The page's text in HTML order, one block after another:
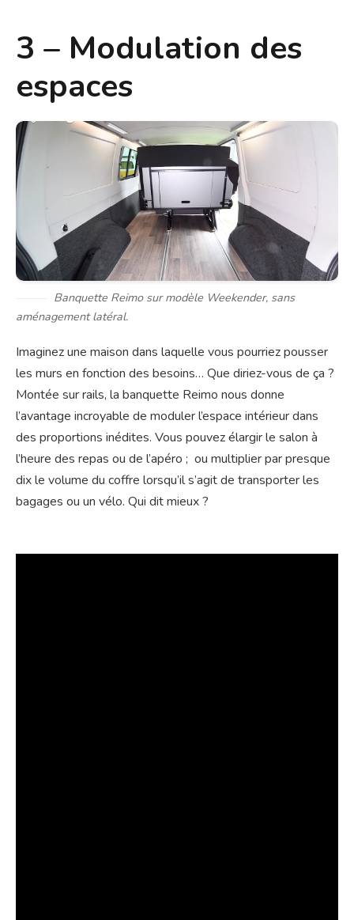
3 – Modulation des
espaces
Banquette Reimo sur modèle Weekender, sans
aménagement latéral.
Imaginez une maison dans laquelle vous pourriez pousser
les murs en fonction des besoins… Que diriez-vous de ça ?
Montée sur rails, la banquette Reimo nous donne
l’avantage incroyable de moduler l’espace intérieur dans
des proportions inédites. Vous pouvez élargir le salon à
l’heure des repas ou de l’apéro ; ou multiplier par presque
dix le volume du coffre lorsqu’il s’agit de transporter les
bagages ou un vélo. Qui dit mieux ?